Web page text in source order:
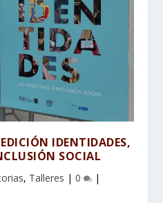
IDENTIDADES,
SOCIAL
, Talleres |0 |